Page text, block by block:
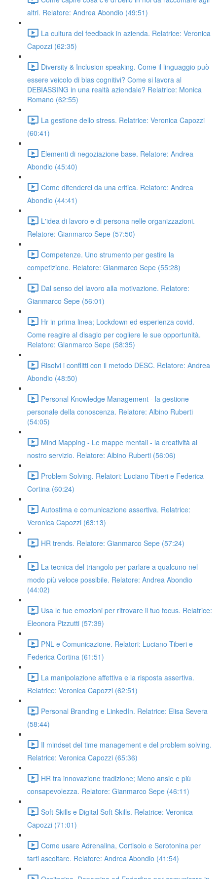
altri. Relatore: Andrea Abondio (49:51)
La cultura del feedback in azienda. Relatrice: Veronica
Capozzi (62:35)
Diversity & Inclusion speaking. Come il linguaggio può
essere veicolo di bias cognitivi? Come si lavora al
DEBIASSING in una realtà aziendale? Relatrice: Monica
Romano (62:55)
La gestione dello stress. Relatrice: Veronica Capozzi
(60:41)
Elementi di negoziazione base. Relatore: Andrea
Abondio (45:40)
Come difenderci da una critica. Relatore: Andrea
Abondio (44:41)
L'idea di lavoro e di persona nelle organizzazioni.
Relatore: Gianmarco Sepe (57:50)
Competenze. Uno strumento per gestire la
competizione. Relatore: Gianmarco Sepe (55:28)
Dal senso del lavoro alla motivazione. Relatore:
Gianmarco Sepe (56:01)
Hr in prima linea; Lockdown ed esperienza covid.
Come reagire al disagio per cogliere le sue opportunità.
Relatore: Gianmarco Sepe (58:35)
Risolvi i conflitti con il metodo DESC. Relatore: Andrea
Abondio (48:50)
Personal Knowledge Management - la gestione
personale della conoscenza. Relatore: Albino Ruberti
(54:05)
Mind Mapping - Le mappe mentali - la creatività al
nostro servizio. Relatore: Albino Ruberti (56:06)
Problem Solving. Relatori: Luciano Tiberi e Federica
Cortina (60:24)
Autostima e comunicazione assertiva. Relatrice:
Veronica Capozzi (63:13)
HR trends. Relatore: Gianmarco Sepe (57:24)
La tecnica del triangolo per parlare a qualcuno nel
modo più veloce possibile. Relatore: Andrea Abondio
(44:02)
Usa le tue emozioni per ritrovare il tuo focus. Relatrice:
Eleonora Pizzutti (57:39)
PNL e Comunicazione. Relatori: Luciano Tiberi e
Federica Cortina (61:51)
La manipolazione affettiva e la risposta assertiva.
Relatrice: Veronica Capozzi (62:51)
Personal Branding e LinkedIn. Relatrice: Elisa Severa
(58:44)
Il mindset del time management e del problem solving.
Relatrice: Veronica Capozzi (65:36)
HR tra innovazione tradizione; Meno ansie e più
consapevolezza. Relatore: Gianmarco Sepe (46:11)
Soft Skills e Digital Soft Skills. Relatrice: Veronica
Capozzi (71:01)
Come usare Adrenalina, Cortisolo e Serotonina per
farti ascoltare. Relatore: Andrea Abondio (41:54)